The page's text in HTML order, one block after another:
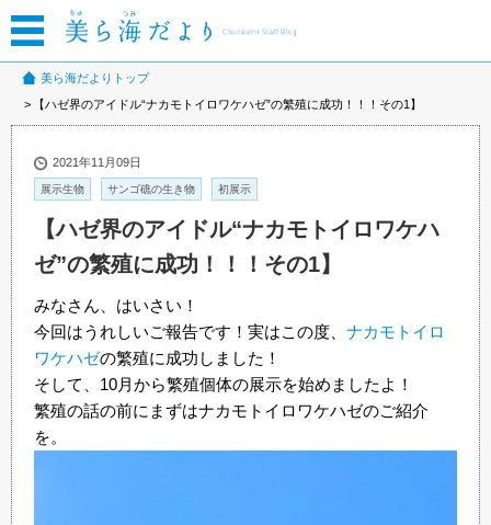
美ら海だよりトップ
【ハゼ界のアイドル“ナカモトイロワケハゼ”の繁殖に成功！！！その1】
2021年11月09日
展示生物 サンゴ礁の生き物 初展示
【ハゼ界のアイドル“ナカモトイロワケハ
ゼ”の繁殖に成功！！！その1】
みなさん、はいさい！
今回はうれしいご報告です！実はこの度、 ナカモトイロ
ワケハゼの繁殖に成功しました！
そして、10月から繁殖個体の展示を始めましたよ！
繁殖の話の前にまずはナカモトイロワケハゼのご紹介
を。